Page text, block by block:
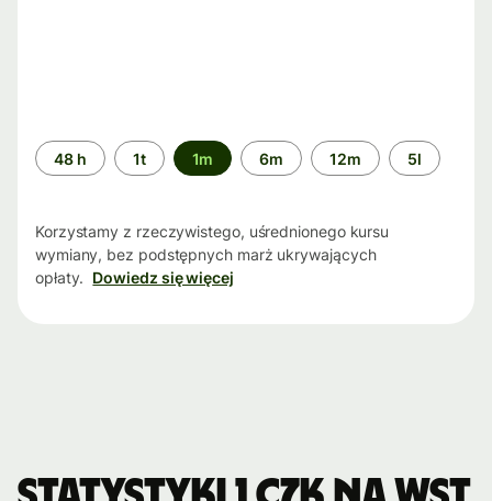
Przedział
czasu
48 h 1t 1m 6m 12m 5l
Korzystamy z rzeczywistego, uśrednionego kursu
wymiany, bez podstępnych marż ukrywających
opłaty. Dowiedz się więcej